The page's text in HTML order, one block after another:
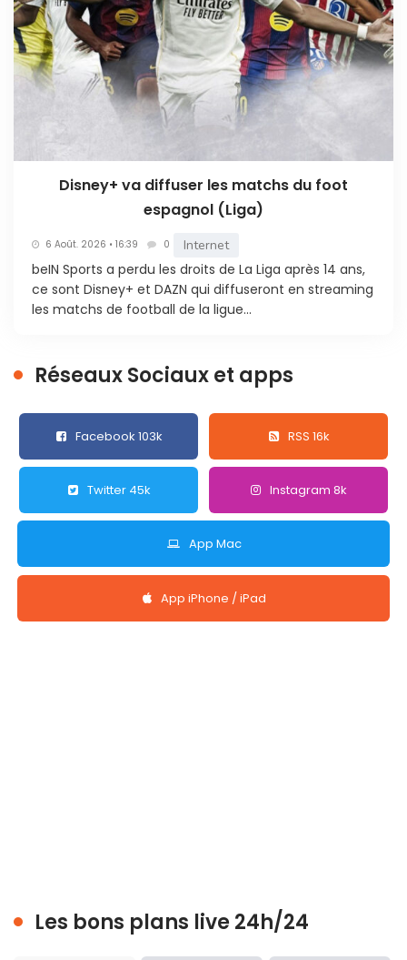
Disney+ va diffuser les matchs du foot
espagnol (Liga)
6 Août. 2026 • 16:39 0 Internet
beIN Sports a perdu les droits de La Liga après 14 ans,
ce sont Disney+ et DAZN qui diffuseront en streaming
les matchs de football de la ligue...
Réseaux Sociaux et apps
Facebook 103k RSS 16k
Twitter 45k Instagram 8k
App Mac
App iPhone / iPad
Les bons plans live 24h/24